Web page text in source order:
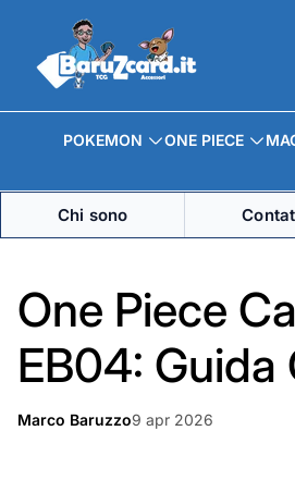
Logo
negozio"
POKEMON ONE PIECE
Chi sono
One Piece
EB04:
Autore
Marco BaruzzoArticolo
9 apr 2026